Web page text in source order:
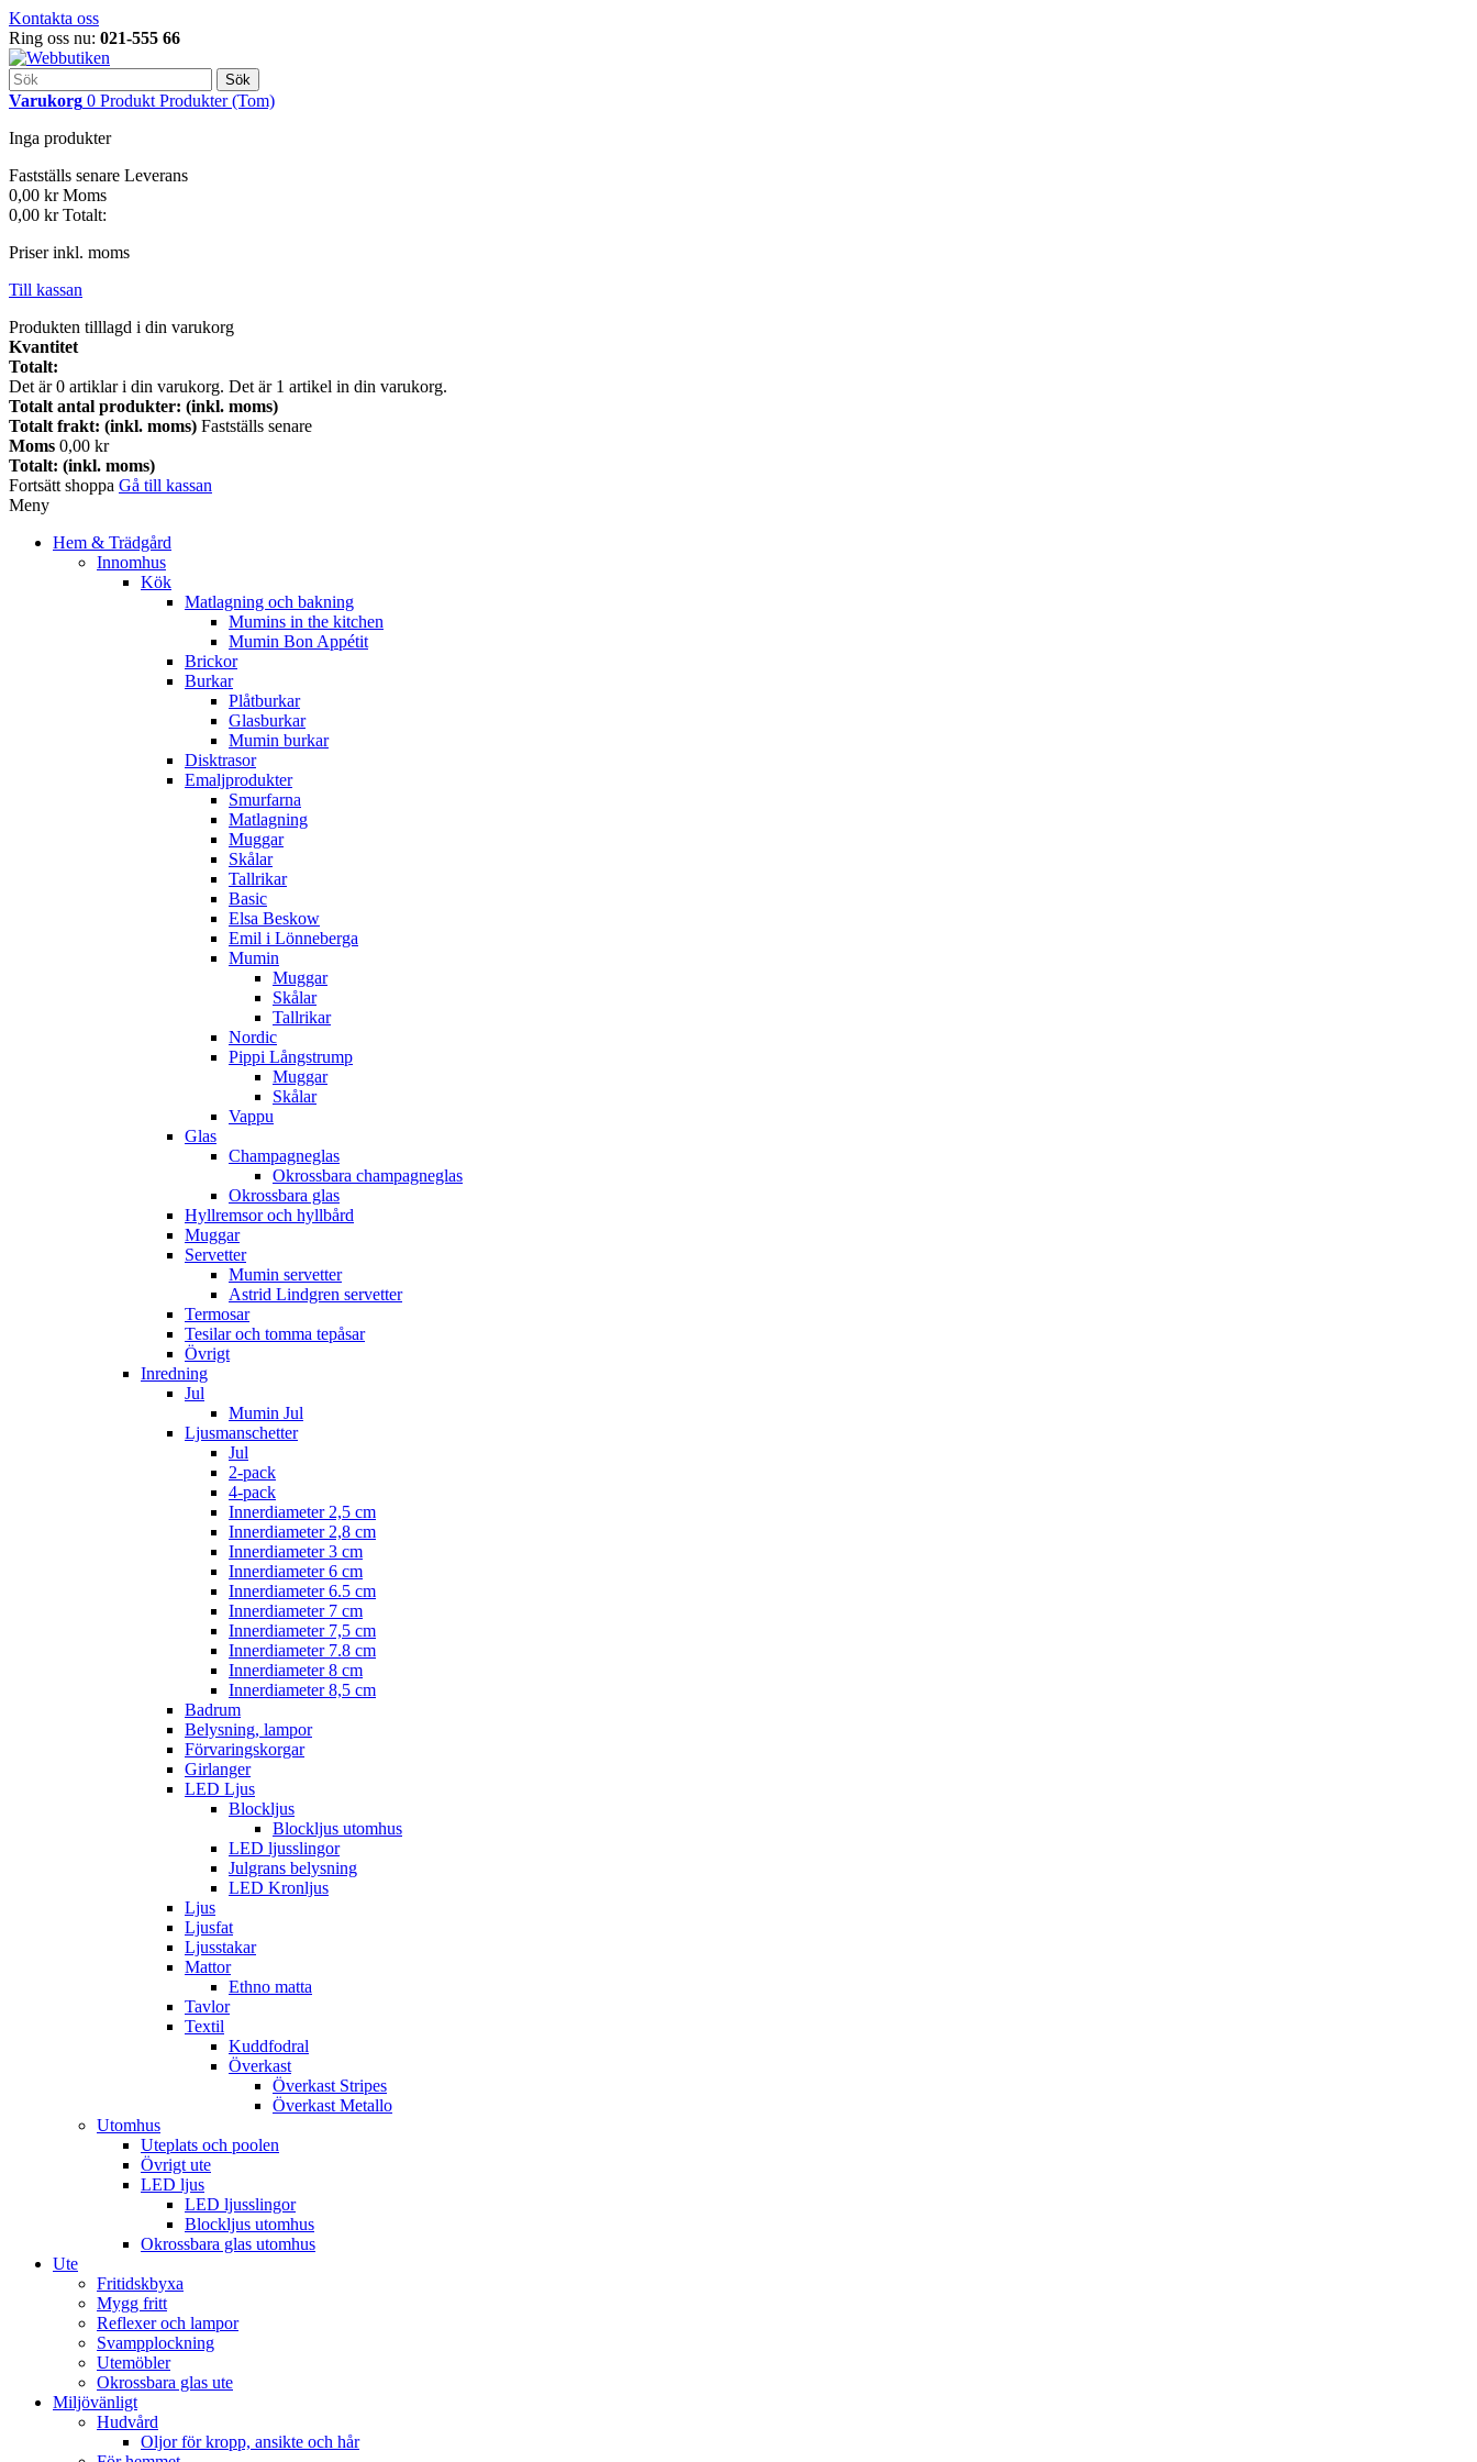
Kontakta oss
Ring oss nu: 021-555 66
Sök
Varukorg 0 Produkt Produkter (Tom)
Inga produkter
Fastställs senare Leverans
0,00 kr Moms
0,00 kr Totalt:
Priser inkl. moms
Till kassan
Produkten tilllagd i din varukorg
Kvantitet
Totalt:
Det är0 artiklar i din varukorg. Det är 1 artikel in din varukorg.
Totalt antal produkter: (inkl. moms)
Totalt frakt: (inkl. moms) Fastställs senare
Moms 0,00 kr
Totalt: (inkl. moms)
Fortsätt shoppa Gå till kassan
Meny
Hem & Trädgård
Innomhus
Kök
Matlagning och bakning
Mumins in the kitchen
Mumin Bon Appétit
Brickor
Burkar
Plåtburkar
Glasburkar
Mumin burkar
Disktrasor
Emaljprodukter
Smurfarna
Matlagning
Muggar
Skålar
Tallrikar
Basic
Elsa Beskow
Emil i Lönneberga
Mumin
Muggar
Skålar
Tallrikar
Nordic
Pippi Långstrump
Muggar
Skålar
Vappu
Glas
Champagneglas
Okrossbara champagneglas
Okrossbara glas
Hyllremsor och hyllbård
Muggar
Servetter
Mumin servetter
Astrid Lindgren servetter
Termosar
Tesilar och tomma tepåsar
Övrigt
Inredning
Jul
Mumin Jul
Ljusmanschetter
Jul
2-pack
4-pack
Innerdiameter 2,5 cm
Innerdiameter 2,8 cm
Innerdiameter 3 cm
Innerdiameter 6 cm
Innerdiameter 6.5 cm
Innerdiameter 7 cm
Innerdiameter 7,5 cm
Innerdiameter 7.8 cm
Innerdiameter 8 cm
Innerdiameter 8,5 cm
Badrum
Belysning, lampor
Förvaringskorgar
Girlanger
LED Ljus
Blockljus
Blockljus utomhus
LED ljusslingor
Julgrans belysning
LED Kronljus
Ljus
Ljusfat
Ljusstakar
Mattor
Ethno matta
Tavlor
Textil
Kuddfodral
Överkast
Överkast Stripes
Överkast Metallo
Utomhus
Uteplats och poolen
Övrigt ute
LED ljus
LED ljusslingor
Blockljus utomhus
Okrossbara glas utomhus
Ute
Fritidskbyxa
Mygg fritt
Reflexer och lampor
Svampplockning
Utemöbler
Okrossbara glas ute
Miljövänligt
Hudvård
Oljor för kropp, ansikte och hår